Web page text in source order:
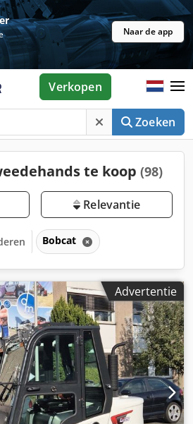
Naar de app
Zoeken
Verkopen
te koop (98)
Relevantie
Bobcat
Advertentie